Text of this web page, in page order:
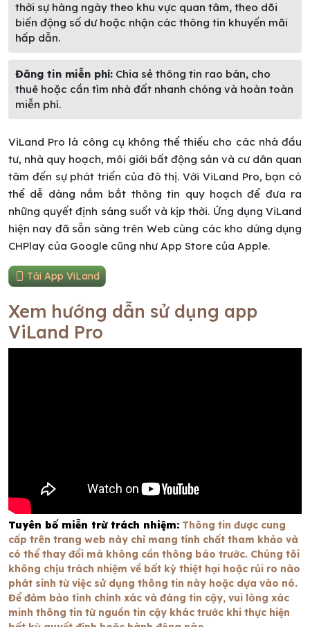
thời sự hàng ngày theo khu vực quan tâm, theo dõi
biến động số dư hoặc nhận các thông tin khuyến mãi
hấp dẫn.
Đăng tin miễn phí: Chia sẻ thông tin rao bán, cho
thuê hoặc cần tìm nhà đất nhanh chóng và hoàn toàn
miễn phí.
ViLand Pro là công cụ không thể thiếu cho các nhà đầu
tư, nhà quy hoạch, môi giới bất động sản và cư dân quan
tâm đến sự phát triển của đô thị. Với ViLand Pro, bạn có
thể dễ dàng nắm bắt thông tin quy hoạch để đưa ra
những quyết định sáng suốt và kịp thời. Ứng dụng ViLand
hiện nay đã sẵn sàng trên Web cùng các kho dứng dụng
CHPlay của Google cũng như App Store của Apple.
Tải App ViLand
Xem hướng dẫn sử dụng app
ViLand Pro
Tuyên bố miễn trừ trách nhiệm: Thông tin được cung
cấp trên trang web này chỉ mang tính chất tham khảo và
có thể thay đổi mà không cần thông báo trước. Chúng tôi
không chịu trách nhiệm về bất kỳ thiệt hại hoặc rủi ro nào
phát sinh từ việc sử dụng thông tin này hoặc dựa vào nó.
Để đảm bảo tính chính xác và đáng tin cậy, vui lòng xác
minh thông tin từ nguồn tin cậy khác trước khi thực hiện